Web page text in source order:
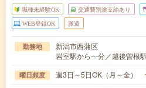
職種未経験OK 交通費別途支給あり
WEB登録OK 派遣
勤務地
新潟市西蒲区
岩室駅から---分／越後曽根
曜日頻度 週3日～5日OK（月～金）